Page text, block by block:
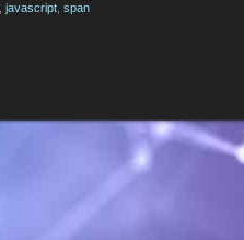
javascript span